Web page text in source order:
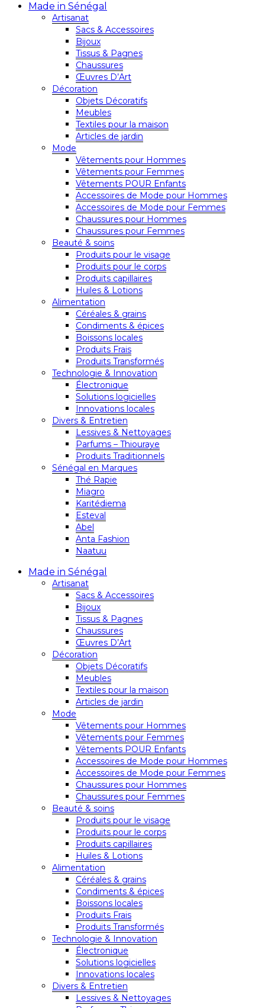
Made in Sénégal
Artisanat
Sacs & Accessoires
Bijoux
Tissus & Pagnes
Chaussures
Œuvres D’Art
Décoration
Objets Décoratifs
Meubles
Textiles pour la maison
Articles de jardin
Mode
Vêtements pour Hommes
Vêtements pour Femmes
Vêtements POUR Enfants
Accessoires de Mode pour Hommes
Accessoires de Mode pour Femmes
Chaussures pour Hommes
Chaussures pour Femmes
Beauté & soins
Produits pour le visage
Produits pour le corps
Produits capillaires
Huiles & Lotions
Alimentation
Céréales & grains
Condiments & épices
Boissons locales
Produits Frais
Produits Transformés
Technologie & Innovation
Électronique
Solutions logicielles
Innovations locales
Divers & Entretien
Lessives & Nettoyages
Parfums – Thiouraye
Produits Traditionnels
Sénégal en Marques
Thé Rapie
Miagro
Karitédiema
Esteval
Abel
Anta Fashion
Naatuu
Made in Sénégal
Artisanat
Sacs & Accessoires
Bijoux
Tissus & Pagnes
Chaussures
Œuvres D’Art
Décoration
Objets Décoratifs
Meubles
Textiles pour la maison
Articles de jardin
Mode
Vêtements pour Hommes
Vêtements pour Femmes
Vêtements POUR Enfants
Accessoires de Mode pour Hommes
Accessoires de Mode pour Femmes
Chaussures pour Hommes
Chaussures pour Femmes
Beauté & soins
Produits pour le visage
Produits pour le corps
Produits capillaires
Huiles & Lotions
Alimentation
Céréales & grains
Condiments & épices
Boissons locales
Produits Frais
Produits Transformés
Technologie & Innovation
Électronique
Solutions logicielles
Innovations locales
Divers & Entretien
Lessives & Nettoyages